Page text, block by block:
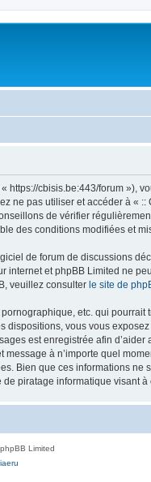
https://cbisis.be:443/forum »),
ne pas utiliser et accéder à «
de vérifier
des conditions modifiées et
de forum de discussions
et phpBB Limited ne
veuillez consulter le site de
etc. qui
vous vous
est enregistrée afin
à n’importe quel
Bien que ces informations ne
piratage informatique visant à
Limited